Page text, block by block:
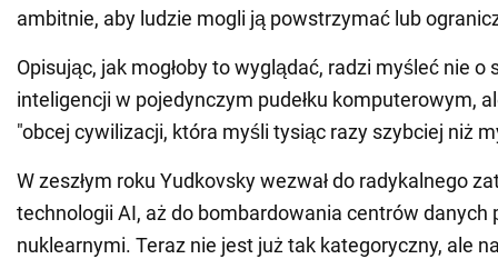
ambitnie, aby ludzie mogli ją powstrzymać lub
Opisując, jak mogłoby to wyglądać, radzi myśleć nie o
inteligencji w pojedynczym pudełku komputerowym,
"obcej cywilizacji, która myśli tysiąc razy szybciej niż
W zeszłym roku Yudkovsky wezwał do radykalnego
technologii AI, aż do bombardowania centrów danych
nuklearnymi. Teraz nie jest już tak kategoryczny, ale